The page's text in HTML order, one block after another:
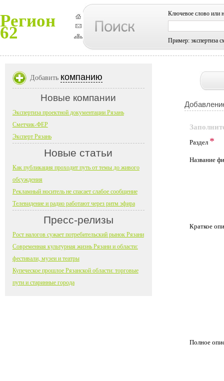
Регион
62
Ключевое слово или
Пример: экспертиза
Раздел *
Название
Краткое
Полное
Добавить компанию
Новые компании
Экспертиза проектной документации Рязань
Сметчик-ФЕР
Эксперт Рязань
Новые статьи
Как публикация проходит путь от темы до живого
обсуждения
Рекламный носитель не спасает слабое сообщение
Телевидение и радио работают через ритм эфира
Пресс-релизы
Рост налогов сужает потребительский рынок Рязани
Современная культурная жизнь Рязани и области:
фестивали, музеи и театры
Купеческое прошлое Рязанской области: торговые
пути и старинные города